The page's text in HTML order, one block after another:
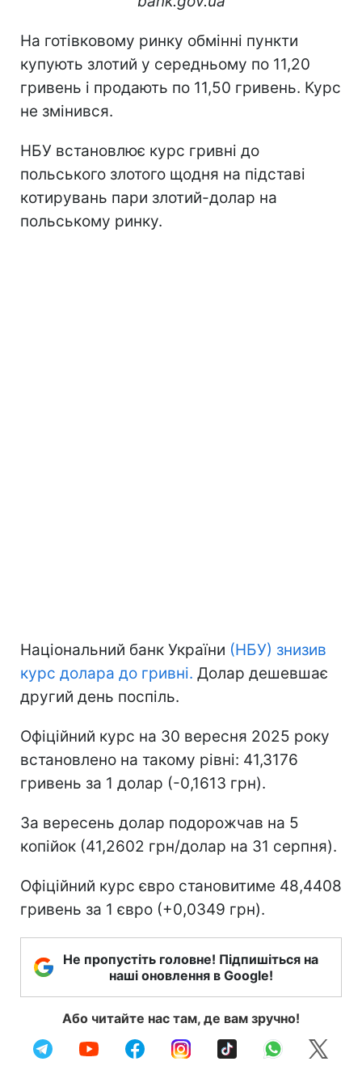
На готівковому ринку обмінні пункти
купують злотий у середньому по 11,20
гривень і продають по 11,50 гривень. Курс
не змінився.
НБУ встановлює курс гривні до
польського злотого щодня на підставі
котирувань пари злотий-долар на
польському ринку.
Національний банк України (НБУ) знизив
курс долара до гривні. Долар дешевшає
другий день поспіль.
Офіційний курс на 30 вересня 2025 року
встановлено на такому рівні: 41,3176
гривень за 1 долар (-0,1613 грн).
За вересень долар подорожчав на 5
копійок (41,2602 грн/долар на 31 серпня).
Офіційний курс євро становитиме 48,4408
гривень за 1 євро (+0,0349 грн).
Не пропустіть головне! Підпишіться на
наші оновлення в Google!
Або читайте нас там, де вам зручно!